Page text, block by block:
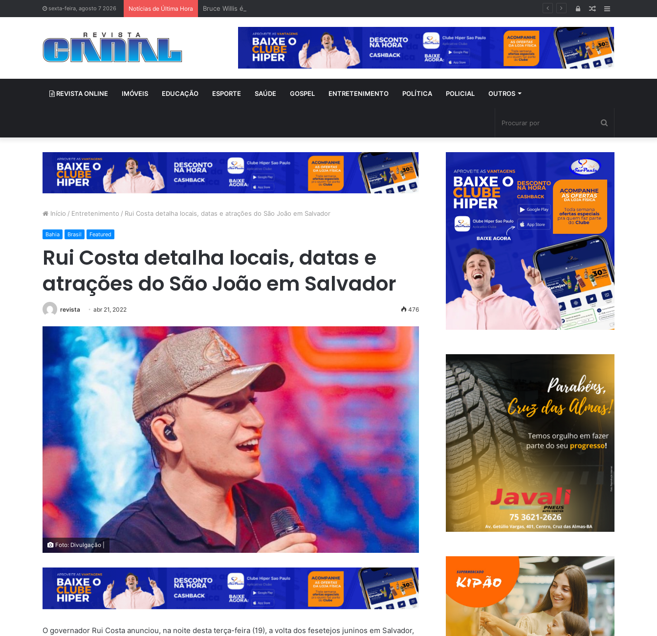
sexta-feira, agosto 7 2026 Notícias de Última Hora Bruce Willis é visto em rara aparição após diagnóstico de demência frontotemporal
Lateral
Artigo
aleatório
Entrar
REVISTA ONLINE IMÓVEIS EDUCAÇÃO ESPORTE SAÚDE GOSPEL ENTRETENIMENTO POLÍTICA POLICIAL OUTROS
por
Início / Entretenimento / Rui Costa detalha locais, datas e atrações do São João em Salvador
Bahia Brasil Featured
Rui Costa detalha locais, datas e
atrações do São João em Salvador
revista abr 21, 2022 476
Foto: Divulgação |
O governador Rui Costa anunciou, na noite desta terça-feira (19), a volta dos fesetejos juninos em Salvador,